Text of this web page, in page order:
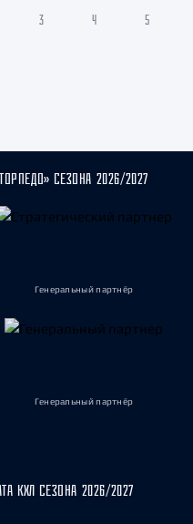
3 4 5
СЕЗОНА 2026/2027
Генеральный партнёр
Генеральный партнёр
КХЛ СЕЗОНА 2026/2027